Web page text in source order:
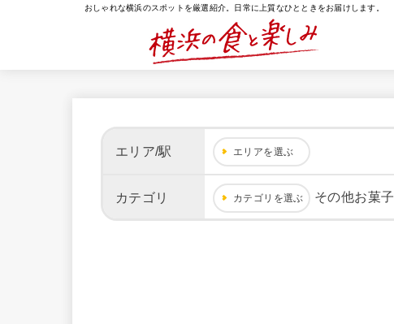
おしゃれな横浜のスポットを厳選紹介。日常に上質なひとときをお届けします。
エリア/駅 エリアを選ぶ
カテゴリ カテゴリを選ぶ その他お菓子